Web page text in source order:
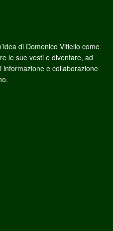
di Domenico Vitiello come
le sue vesti e diventare, ad
e collaborazione